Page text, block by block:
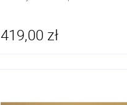
419,00 zł